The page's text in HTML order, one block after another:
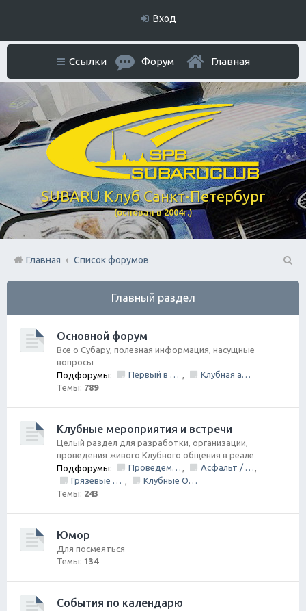
Вход
SUBARU Клуб Санкт-Петербург
(основан в 2004г.)
Ссылки Форум Главная
Главная
Список форумов
П
Главный раздел
Основной форум
Все о Субару, полезная информация, насущные
вопросы
Подфорумы:
Первый в Петербурге Subafest 2015 ,
Клубная атрибутика
Темы: 789
Клубные мероприятия и встречи
Целый раздел для разработки, организации,
проведения живого Клубного общения в реале
Подфорумы:
Проведем День Рождения Клуба, ВМЕСТЕ! , Асфальт / Грунт Покатушки
,
Грязевые покатушки/ Оффроуд
,
Клубные Ориентирования
Темы: 243
Юмор
Для посмеяться
Темы: 134
События по календарю